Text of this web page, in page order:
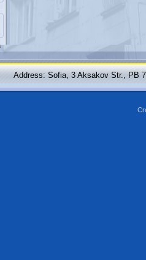
Address: Sofia, 3 Aksakov Str., PB